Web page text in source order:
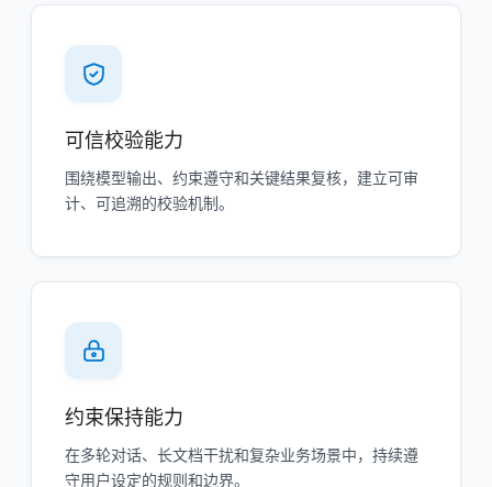
可信校验能力
围绕模型输出、约束遵守和关键结果复核，建立可审
计、可追溯的校验机制。
约束保持能力
在多轮对话、长文档干扰和复杂业务场景中，持续遵
守用户设定的规则和边界。